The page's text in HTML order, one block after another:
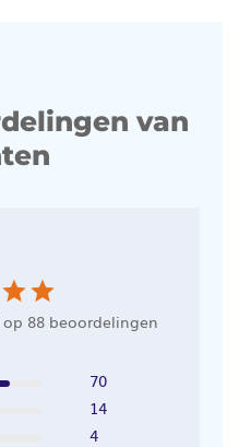
van
op 88 beoordelingen
70
14
4